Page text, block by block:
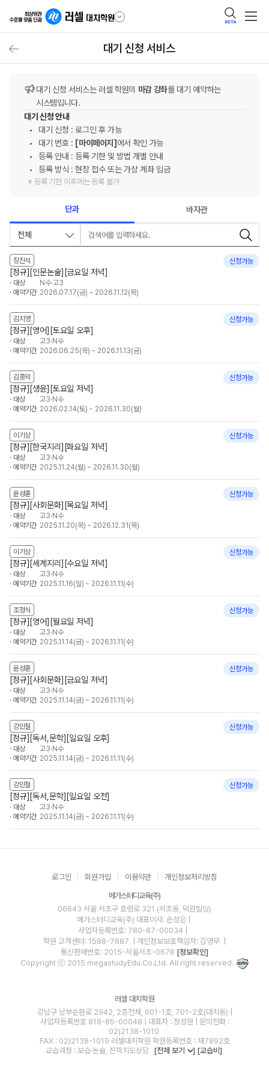
BETA
대기 신청 서비스
대기 신청 서비스는 러셀 학원의 마감 강좌를 대기 예약하는
시스템입니다.
대기 신청 안내
대기 신청 : 로그인 후 가능
대기 번호 : [마이페이지] 에서 확인 가능
등록 안내 : 등록 기한 및 방법 개별 안내
등록 방식 : 현장 접수 또는 가상 계좌 입금
※ 등록 기한 이후에는 등록 불가
단과 바자관
전체
검색어
장진석
[정규][인문논술][금요일 저녁]
대상
N수·고3
예약기간 2026.07.17(금) ~ 2026.11.12(목)
신청가능
김지영
[정규][영어][토요일 오후]
대상
고3·N수
예약기간 2026.06.25(목) ~ 2026.11.13(금)
신청가능
김종익
[정규][생윤][토요일 저녁]
대상
고3·N수
예약기간 2026.02.14(토) ~ 2026.11.30(월)
신청가능
이기상
[정규][한국지리][화요일 저녁]
대상
고3·N수
예약기간 2025.11.24(월) ~ 2026.11.30(월)
신청가능
윤성훈
[정규][사회문화][목요일 저녁]
대상
고3·N수
예약기간 2025.11.20(목) ~ 2026.12.31(목)
신청가능
이기상
[정규][세계지리][수요일 저녁]
대상
고3·N수
예약기간 2025.11.16(일) ~ 2026.11.11(수)
신청가능
조정식
[정규][영어][월요일 저녁]
대상
고3·N수
예약기간 2025.11.14(금) ~ 2026.11.11(수)
신청가능
윤성훈
[정규][사회문화][금요일 저녁]
대상
고3·N수
예약기간 2025.11.14(금) ~ 2026.11.11(수)
신청가능
강민철
[정규][독서,문학][일요일 오후]
대상
고3·N수
예약기간 2025.11.14(금) ~ 2026.11.11(수)
신청가능
강민철
[정규][독서,문학][일요일 오전]
대상
고3·N수
예약기간 2025.11.14(금) ~ 2026.11.11(수)
신청가능
로그인 회원가입 이용약관 개인정보처리방침
메가스터디교육(주)
06643 서울 서초구 효령로 321 (서초동, 덕원빌딩)
메가스터디교육(주) 대표이사: 손성은 |
사업자등록번호: 780-87-00034
학원 고객센터: 1588-7887
| 개인정보보호책임자: 김영무
통신판매번호: 2015-서울서초-0678 [정보확인]
Copyright ⓒ 2015 megastudyEdu.Co.Ltd. All right reserved.
러셀 대치학원
강남구 남부순환로 2942, 2층전체, 601-1호, 701-2호(대치동) |
사업자등록번호 818-85-00048 | 대표자 : 정성원 | 문의전화 :
02)2138-1010
FAX : 02)2138-1019 러셀대치학원 학원등록번호 : 제7892호
교습과정 : 보습·논술, 진학지도상담
[전체 보기 ] [교습비]